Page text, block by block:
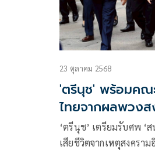
23 ตุลาคม 2568
'ตรีนุช' พร้อมคณ
ไทยจากผลพวงส
‘ตรีนุช’ เตรียมรับศพ ‘
เสียชีวิตจากเหตุสงครา